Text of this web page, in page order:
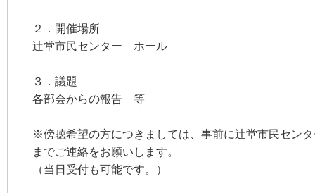
２．開催場所
辻堂市民センター ホール
３．議題
各部会からの報告 等
※傍聴希望の方につきましては、事前に辻堂市民セン
までご連絡をお願いします。
（当日受付も可能です。）